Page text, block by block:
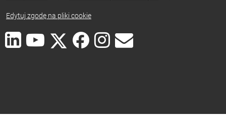
Edytuj zgodę na pliki cookie